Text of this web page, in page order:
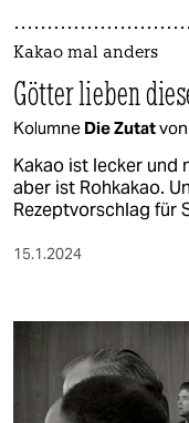
Kakao mal anders
Götter lieben
Kolumne Die Zutatvon
Kakao ist lecker und
aber ist Rohkakao.
Rezeptvorschlag für
15.1.2024